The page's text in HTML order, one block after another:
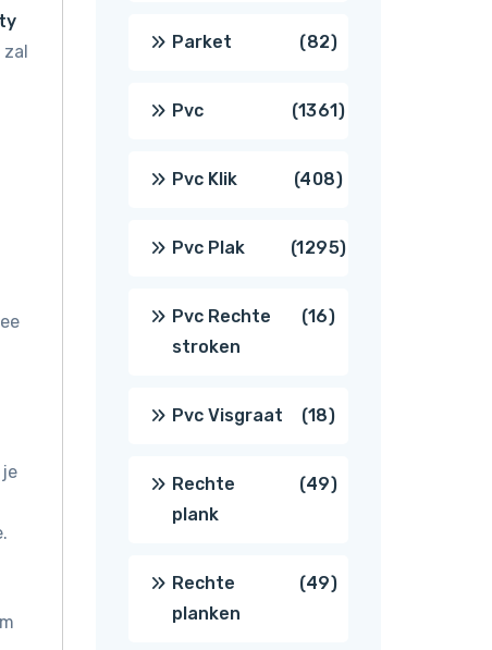
producten
Parket 8282
producten
Pvc 13611361
producten
Pvc Klik 408408
producten
Pvc Plak 12951295
Pvc Rechte
stroken
1616
Pvc Visgraat 1818
producten
Rechte
plank
4949
Rechte
planken
4949